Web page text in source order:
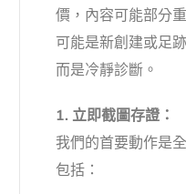
價，內容可能部分
可能是新創建或足
而是冷靜診斷。
1. 立即截圖存證：
我們的首要動作是
包括：